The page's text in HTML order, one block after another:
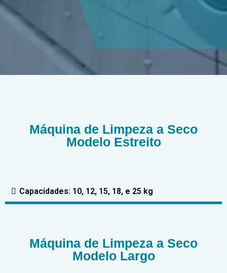
Máquina de Limpeza a Seco
Modelo Estreito
Capacidades: 10, 12, 15, 18, e 25 kg
Máquina de Limpeza a Seco
Modelo Largo